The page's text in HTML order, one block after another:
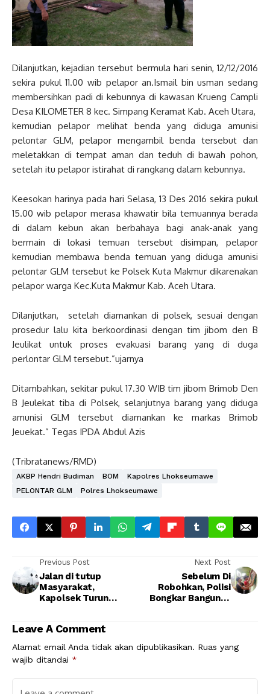
Dilanjutkan, kejadian tersebut bermula hari senin, 12/12/2016
sekira pukul 11.00 wib pelapor an.Ismail bin usman sedang
membersihkan padi di kebunnya di kawasan Krueng Campli
Desa KILOMETER 8 kec. Simpang Keramat Kab. Aceh Utara,
kemudian pelapor melihat benda yang diduga amunisi
pelontar GLM, pelapor mengambil benda tersebut dan
meletakkan di tempat aman dan teduh di bawah pohon,
setelah itu pelapor istirahat di rangkang dalam kebunnya.
Keesokan harinya pada hari Selasa, 13 Des 2016 sekira pukul
15.00 wib pelapor merasa khawatir bila temuannya berada
di dalam kebun akan berbahaya bagi anak-anak yang
bermain di lokasi temuan tersebut disimpan, pelapor
kemudian membawa benda temuan yang diduga amunisi
pelontar GLM tersebut ke Polsek Kuta Makmur dikarenakan
pelapor warga Kec.Kuta Makmur Kab. Aceh Utara.
Dilanjutkan, setelah diamankan di polsek, sesuai dengan
prosedur lalu kita berkoordinasi dengan tim jibom den B
Jeulikat untuk proses evakuasi barang yang di duga
perlontar GLM tersebut.”ujarnya
Ditambahkan, sekitar pukul 17.30 WIB tim jibom Brimob Den
B Jeulekat tiba di Polsek, selanjutnya barang yang diduga
amunisi GLM tersebut diamankan ke markas Brimob
Jeuekat.” Tegas IPDA Abdul Azis
(Tribratanews/RMD)
AKBP Hendri Budiman BOM
Kapolres Lhokseumawe
PELONTAR GLM
Polres Lhokseumawe
Previous Post
Jalan di tutup
Masyarakat,
Kapolsek Turun
Berikan Pemahaman
Next Post
Sebelum Di
Robohkan, Polisi
Bongkar Bangunan
Leave A Comment
Alamat email Anda tidak akan dipublikasikan. Ruas yang
wajib ditandai *